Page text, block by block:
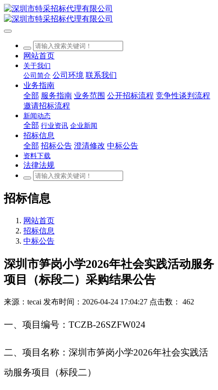
网站首页
关于我们
公司简介 公司环境 联系我们
业务指南
全部 服务指南 业务范围 公开招标流程 竞争性谈判流程
邀请招标流程
新闻动态
全部 行业资讯 企业新闻
招标信息
全部 招标公告 澄清修改 中标公告
资料下载
法律法规
招标信息
网站首页
招标信息
中标公告
深圳市笋岗小学2026年社会实践活动服务
项目（标段二）采购结果公告
来源：tecai 发布时间：2026-04-24 17:04:27 点击数： 462
一、项目编号：TCZB-26SZFW024
二、项目名称：深圳市笋岗小学2026年社会实践活
动服务项目（标段二）